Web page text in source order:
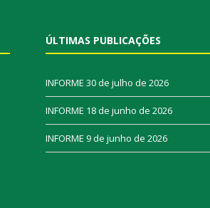
ÚLTIMAS PUBLICAÇÕES
INFORME 30 de julho de 2026
INFORME 18 de junho de 2026
INFORME 9 de junho de 2026